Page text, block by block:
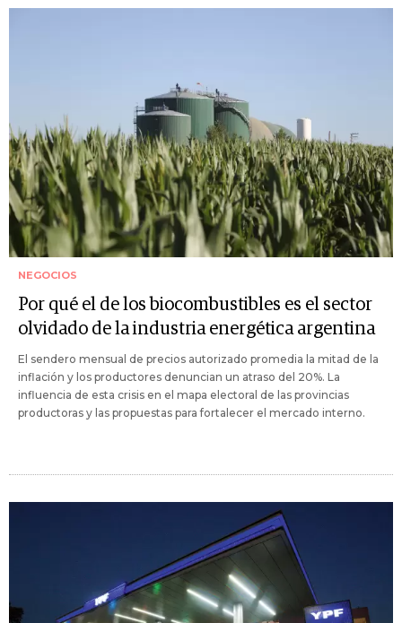
NEGOCIOS
Por qué el de los biocombustibles es el sector
olvidado de la industria energética argentina
El sendero mensual de precios autorizado promedia la mitad de la
inflación y los productores denuncian un atraso del 20%. La
influencia de esta crisis en el mapa electoral de las provincias
productoras y las propuestas para fortalecer el mercado interno.